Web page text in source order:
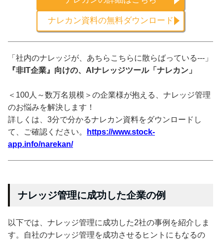
ナレカン資料の無料ダウンロード
「社内のナレッジが、あちらこちらに散らばっている---」
『非IT企業』向けの、AIナレッジツール「ナレカン」
＜100人～数万名規模＞の企業様が抱える、ナレッジ管理
のお悩みを解決します！
詳しくは、3分で分かるナレカン資料をダウンロードし
て、ご確認ください。
https://www.stock-
app.info/narekan/
ナレッジ管理に成功した企業の例
以下では、ナレッジ管理に成功した2社の事例を紹介しま
す。自社のナレッジ管理を成功させるヒントにもなるの